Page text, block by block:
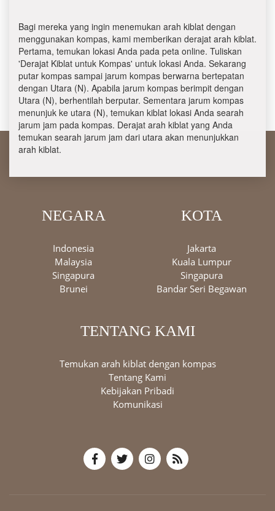
Bagi mereka yang ingin menemukan arah kiblat dengan
menggunakan kompas, kami memberikan derajat arah kiblat.
Pertama, temukan lokasi Anda pada peta online. Tuliskan
'Derajat Kiblat untuk Kompas' untuk lokasi Anda. Sekarang
putar kompas sampai jarum kompas berwarna bertepatan
dengan Utara (N). Apabila jarum kompas berimpit dengan
Utara (N), berhentilah berputar. Sementara jarum kompas
menunjuk ke utara (N), temukan kiblat lokasi Anda searah
jarum jam pada kompas. Derajat arah kiblat yang Anda
temukan searah jarum jam dari utara akan menunjukkan
arah kiblat.
NEGARA
Indonesia
Malaysia
Singapura
Brunei
KOTA
Jakarta
Kuala Lumpur
Singapura
Bandar Seri Begawan
TENTANG KAMI
Temukan arah kiblat dengan kompas
Tentang Kami
Kebijakan Pribadi
Komunikasi